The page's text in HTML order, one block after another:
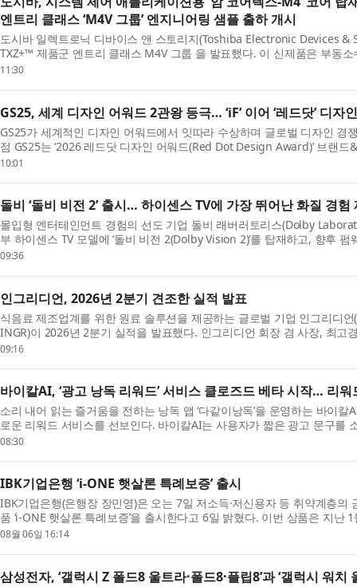
엔트리 클래스 ‘M4V 그룹’ 엔지니어링 샘플 출하 개시
도시바 일렉트로닉 디바이스 앤 스토리지(Toshiba Electronic Devices
TXZ+™ 제품군 엔트리 클래스 M4V 그룹 을 발표했다. 이 신제품은 부동
M4(Arm® Cortex®-M4) 코어를 탑재해 IoT 디...
11:30
GS25, 세계 디자인 어워드 2관왕 등극… ‘iF’ 이어 ‘레드닷’ 디자
GS25가 세계적인 디자인 어워드에서 잇따라 수상하며 글로벌 디자인 경
점 GS25는 ‘2026 레드닷 디자인 어워드(Red Dot Design Award)’ 브랜
일 밝혔다. 이번 수상으로 GS25...
10:01
돌비 ‘돌비 비전 2’ 출시… 하이센스 TV에 가장 뛰어난 화질 경험
몰입형 엔터테인먼트 경험의 선도 기업 돌비 래버러토리스(Dolby
부 하이센스 TV 모델에 ‘돌비 비전 2(Dolby Vision 2)’를 탑재하고, 향후
용할 계획이라고 밝혔다....
09:36
인그리디언, 2026년 2분기 견조한 실적 발표
식음료 제조업계를 위한 원료 솔루션을 제공하는 글로벌 기업 인그리
INGR)이 2026년 2분기 실적을 발표했다. 인그리디언 회장 겸 사장, 최고
언은 견조한 2분기 실적을 ...
09:16
바이칼AI, ‘광고 낭독 리워드’ 서비스 클로즈드 베타 시작… 리
소리 내어 읽는 즐거움을 전하는 낭독 앱 ‘다같이낭독’을 운영하는 바이
로운 리워드 서비스를 선보인다. 바이칼AI는 사용자가 짧은 광고 문구를
고 낭독 리워드’ 서비스...
08:30
IBK기업은행 ‘i-ONE 햇살론 특례보증’ 출시
IBK기업은행(은행장 장민영)은 오는 7일 저소득·저신용자 등 취약계층
품 ‘i-ONE 햇살론 특례보증’을 출시한다고 6일 밝혔다. 이번 상품은 지난
증’에 이은 비대면 전용 ...
08월 06일 16:14
삼성전자, ‘갤럭시 Z 폴드8 울트라·폴드8·플립8’과 ‘갤럭시 워치